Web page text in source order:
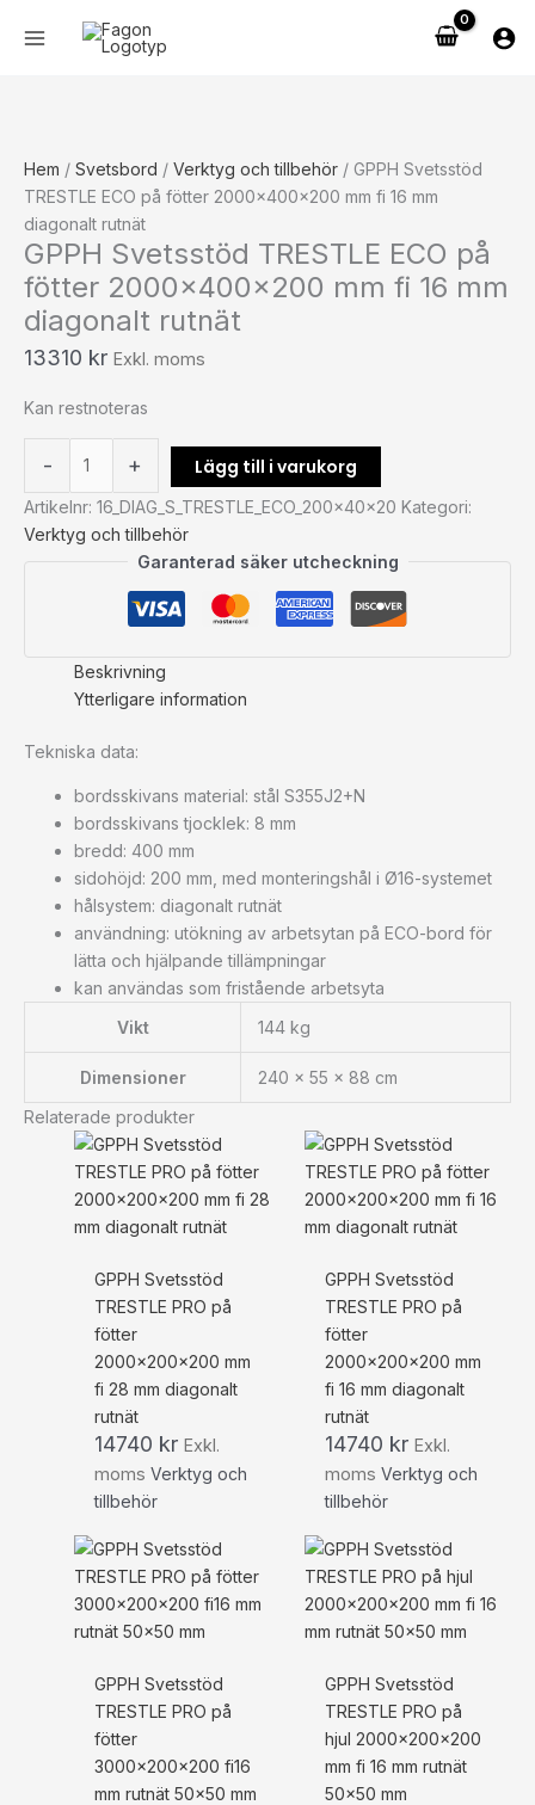
Hem / Svetsbord / Verktyg och tillbehör / GPPH Svetsstöd
TRESTLE ECO på fötter 2000x400x200 mm fi 16 mm
diagonalt rutnät
GPPH Svetsstöd TRESTLE ECO på
fötter 2000x400x200 mm fi 16 mm
diagonalt rutnät
13310 kr Exkl. moms
Kan restnoteras
-
Svetsstöd
2000x400x200
mm
fi
16
mm
diagonalt
mängd
+ Lägg till i varukorg
Artikelnr: 16_DIAG_S_TRESTLE_ECO_200x40x20 Kategori:
Verktyg och tillbehör
Garanterad säker utcheckning
Beskrivning
Ytterligare information
Tekniska data:
bordsskivans material: stål S355J2+N
bordsskivans tjocklek: 8 mm
bredd: 400 mm
sidohöjd: 200 mm, med monteringshål i Ø16-systemet
hålsystem: diagonalt rutnät
användning: utökning av arbetsytan på ECO-bord för
lätta och hjälpande tillämpningar
kan användas som fristående arbetsyta
Vikt
144 kg
Dimensioner
240 × 55 × 88 cm
Relaterade produkter
GPPH Svetsstöd
TRESTLE PRO på
fötter
2000x200x200 mm
fi 28 mm diagonalt
rutnät
14740 kr Exkl.
moms Verktyg och
tillbehör
GPPH Svetsstöd
TRESTLE PRO på
fötter
2000x200x200 mm
fi 16 mm diagonalt
rutnät
14740 kr Exkl.
moms Verktyg och
tillbehör
GPPH Svetsstöd
TRESTLE PRO på
fötter
3000x200x200 fi16
mm rutnät 50×50 mm
GPPH Svetsstöd
TRESTLE PRO på
hjul 2000x200x200
mm fi 16 mm rutnät
50×50 mm